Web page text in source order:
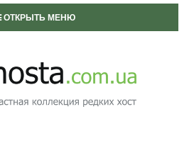
ОТКРЫТЬ МЕНЮ